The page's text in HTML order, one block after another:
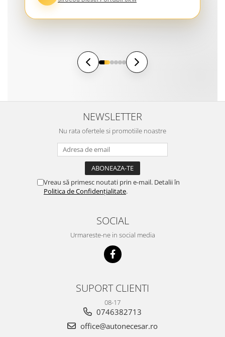
NEWSLETTER
Nu rata ofertele si promotiile noastre
Vreau să primesc noutati prin e-mail. Detalii în
Politica de Confidențialitate.
SOCIAL
Urmareste-ne in social media
SUPORT CLIENTI
08-17
0746382713
office@autonecesar.ro